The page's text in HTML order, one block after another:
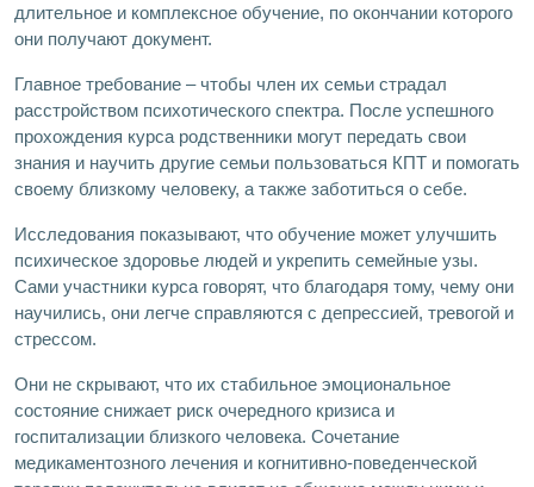
длительное и комплексное обучение, по окончании которого
они получают документ.
Главное требование – чтобы член их семьи страдал
расстройством психотического спектра. После успешного
прохождения курса родственники могут передать свои
знания и научить другие семьи пользоваться КПТ и помогать
своему близкому человеку, а также заботиться о себе.
Исследования показывают, что обучение может улучшить
психическое здоровье людей и укрепить семейные узы.
Сами участники курса говорят, что благодаря тому, чему они
научились, они легче справляются с депрессией, тревогой и
стрессом.
Они не скрывают, что их стабильное эмоциональное
состояние снижает риск очередного кризиса и
госпитализации близкого человека. Сочетание
медикаментозного лечения и когнитивно-поведенческой